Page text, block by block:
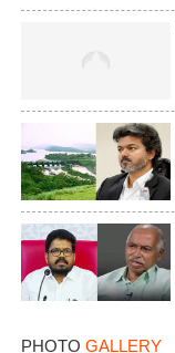
PHOTO GALLERY